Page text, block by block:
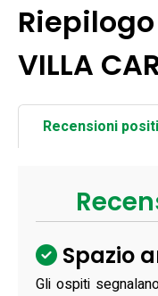
VILLA
Recensioni
Spazio
Gli ospiti